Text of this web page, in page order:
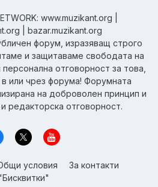
www.muzikant.org |
| bazar.muzikant.org
форум, изразяващ строго
и защитаваме свободата на
отговорност за това,
или чрез форума! Форумната
на доброволен принцип и
редакторска отговорност.
условия
За контакти